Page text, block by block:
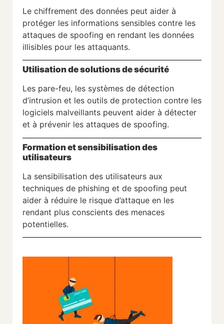
Le chiffrement des données peut aider à
protéger les informations sensibles contre les
attaques de spoofing en rendant les données
illisibles pour les attaquants.
Utilisation de solutions de sécurité
Les pare-feu, les systèmes de détection
d’intrusion et les outils de protection contre les
logiciels malveillants peuvent aider à détecter
et à prévenir les attaques de spoofing.
Formation et sensibilisation des
utilisateurs
La sensibilisation des utilisateurs aux
techniques de phishing et de spoofing peut
aider à réduire le risque d’attaque en les
rendant plus conscients des menaces
potentielles.